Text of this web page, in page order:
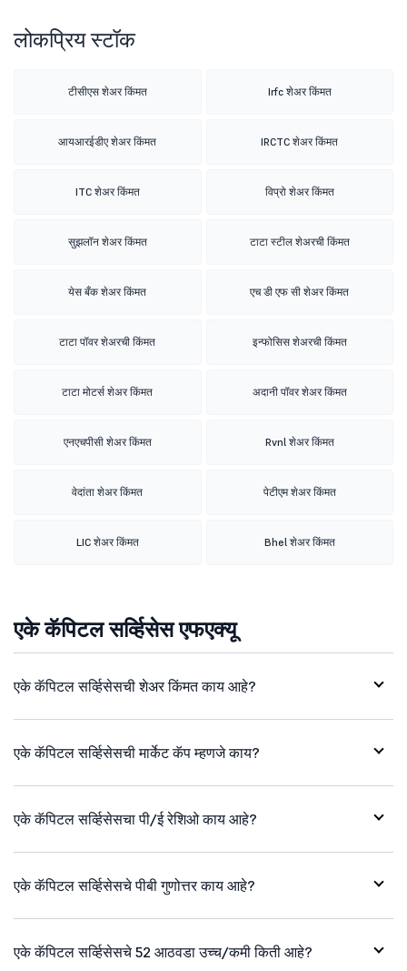
लोकप्रिय स्टॉक
टीसीएस शेअर किंमत Irfc शेअर किंमत
आयआरईडीए शेअर किंमत IRCTC शेअर किंमत
ITC शेअर किंमत विप्रो शेअर किंमत
सुझलॉन शेअर किंमत टाटा स्टील शेअरची किंमत
येस बँक शेअर किंमत एच डी एफ सी शेअर किंमत
टाटा पॉवर शेअरची किंमत इन्फोसिस शेअरची किंमत
टाटा मोटर्स शेअर किंमत अदानी पॉवर शेअर किंमत
एनएचपीसी शेअर किंमत Rvnl शेअर किंमत
वेदांता शेअर किंमत पेटीएम शेअर किंमत
LIC शेअर किंमत Bhel शेअर किंमत
एके कॅपिटल सर्व्हिसेस एफएक्यू
एके कॅपिटल सर्व्हिसेसची शेअर किंमत काय आहे?
एके कॅपिटल सर्व्हिसेसची मार्केट कॅप म्हणजे काय?
एके कॅपिटल सर्व्हिसेसचा पी/ई रेशिओ काय आहे?
एके कॅपिटल सर्व्हिसेसचे पीबी गुणोत्तर काय आहे?
एके कॅपिटल सर्व्हिसेसचे 52 आठवडा उच्च/कमी किती आहे?